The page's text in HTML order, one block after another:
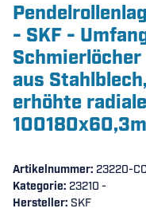
- SKF -
aus
erhöhte
Artikelnummer: 23220-
Kategorie: 23210 -
Hersteller: SKF